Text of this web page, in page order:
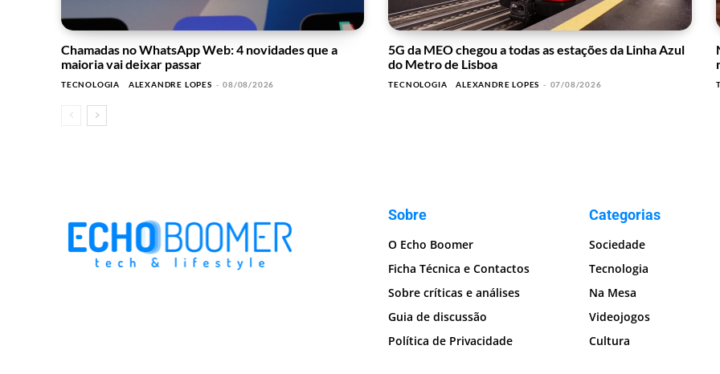
Chamadas no WhatsApp Web: 4 novidades que a
maioria vai deixar passar
TECNOLOGIA ALEXANDRE LOPES - 08/08/2026
5G da MEO chegou a todas as estações da Linha Azul
do Metro de Lisboa
TECNOLOGIA ALEXANDRE LOPES - 07/08/2026
Sobre
O Echo Boomer
Ficha Técnica e Contactos
Sobre críticas e análises
Guia de discussão
Política de Privacidade
Categorias
Sociedade
Tecnologia
Na Mesa
Videojogos
Cultura